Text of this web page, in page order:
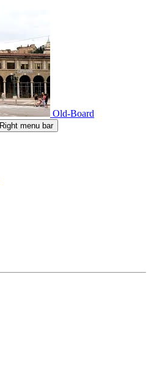
Old-Board
Right menu bar